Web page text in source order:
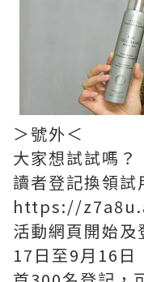
＞號外＜
大家想試試嗎？
讀者登記換領試
https://
活動網頁開始及
17日至9月16日